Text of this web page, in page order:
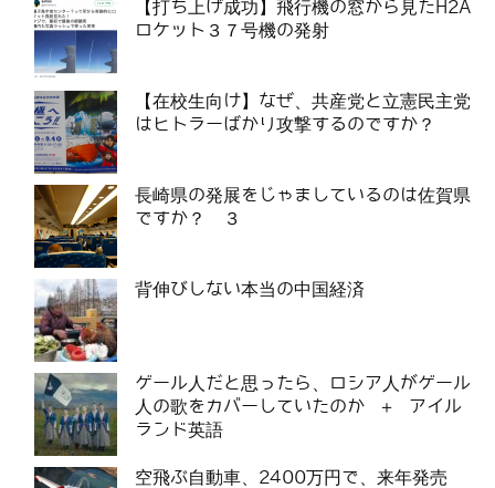
【打ち上げ成功】飛行機の窓から見たH2A
ロケット３７号機の発射
【在校生向け】なぜ、共産党と立憲民主党
はヒトラーばかり攻撃するのですか？
長崎県の発展をじゃましているのは佐賀県
ですか？ ３
背伸びしない本当の中国経済
ゲール人だと思ったら、ロシア人がゲール
人の歌をカバーしていたのか ＋ アイル
ランド英語
空飛ぶ自動車、2400万円で、来年発売